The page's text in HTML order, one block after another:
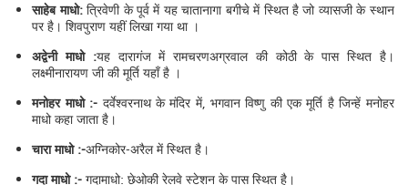
साहेब माधो:त्रिवेणी के पूर्व में यह चातानागा बगीचे में स्थित है जो व्यासजी के स्थान
पर है। शिवपुराण यहीं लिखा गया था ।
अद्वेनी माधो :यह दारागंज में रामचरणअग्रवाल की कोठी के पास स्थित है।
लक्ष्मीनारायण जी की मूर्ति यहाँ है ।
मनोहर माधो :- दर्वेश्वरनाथ के मंदिर में, भगवान विष्णु की एक मूर्ति है जिन्हें मनोहर
माधो कहा जाता है।
चारा माधो :-अग्निकोर-अरैल में स्थित है।
गदा माधो :-गदामाधो: छेओकी रेलवे स्टेशन के पास स्थित है।